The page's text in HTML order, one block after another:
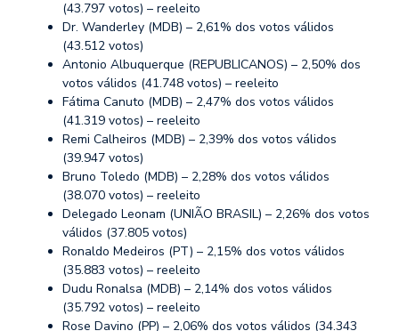
(43.797 votos) – reeleito
Dr. Wanderley (MDB) – 2,61% dos votos válidos
(43.512 votos)
Antonio Albuquerque (REPUBLICANOS) – 2,50% dos
votos válidos (41.748 votos) – reeleito
Fátima Canuto (MDB) – 2,47% dos votos válidos
(41.319 votos) – reeleito
Remi Calheiros (MDB) – 2,39% dos votos válidos
(39.947 votos)
Bruno Toledo (MDB) – 2,28% dos votos válidos
(38.070 votos) – reeleito
Delegado Leonam (UNIÃO BRASIL) – 2,26% dos votos
válidos (37.805 votos)
Ronaldo Medeiros (PT) – 2,15% dos votos válidos
(35.883 votos) – reeleito
Dudu Ronalsa (MDB) – 2,14% dos votos válidos
(35.792 votos) – reeleito
Rose Davino (PP) – 2,06% dos votos válidos (34.343